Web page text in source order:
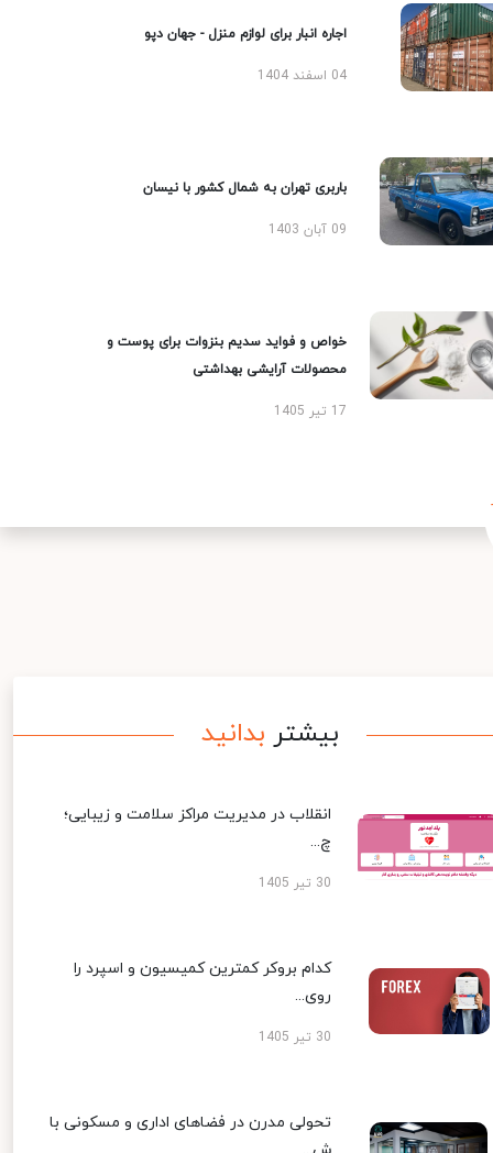
اجاره انبار برای لوازم منزل - جهان دپو
04 اسفند 1404
باربری تهران به شمال کشور با نیسان
09 آبان 1403
خواص و فواید سدیم بنزوات برای پوست و
محصولات آرایشی بهداشتی
17 تیر 1405
بیشتر بدانید
انقلاب در مدیریت مراکز سلامت و زیبایی؛
چ...
30 تیر 1405
کدام بروکر کمترین کمیسیون و اسپرد را
روی...
30 تیر 1405
تحولی مدرن در فضاهای اداری و مسکونی با